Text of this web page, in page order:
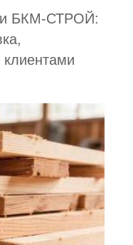
БКМ-СТРОЙ:
клиентами